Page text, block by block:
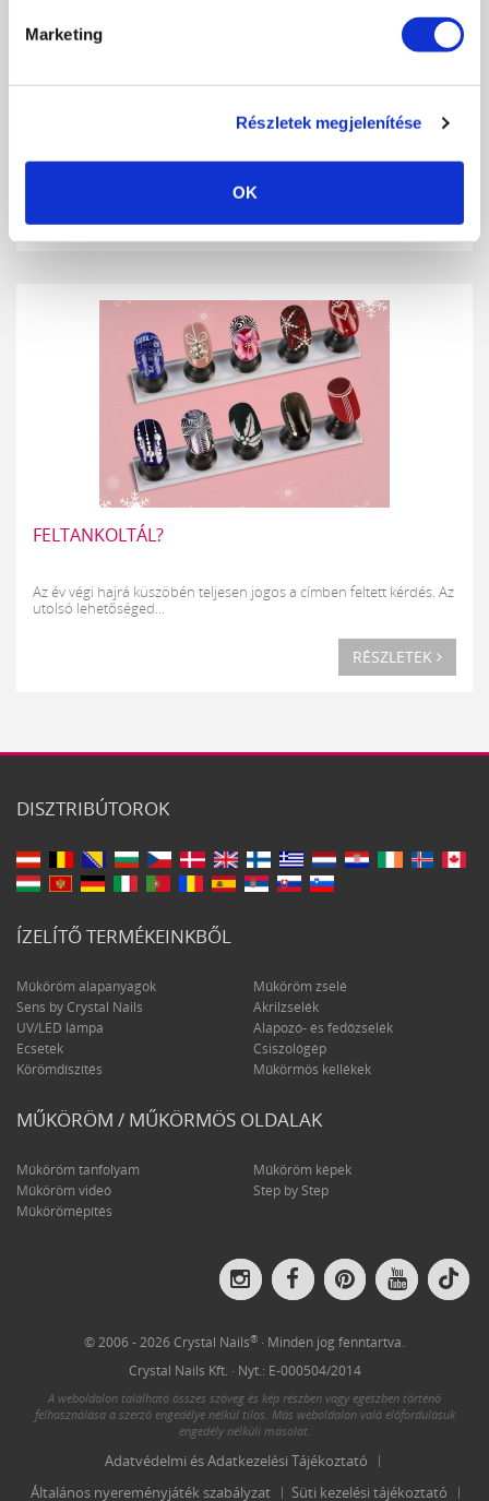
Marketing
Részletek megjelenítése
OK
PORTALANÍTÁS
egyre körültekintőbb és...
FELTANKOLTÁL?
Az év végi hajrá küszöbén teljesen jogos a címben feltett kérdés. Az
utolsó lehetőséged...
RÉSZLETEK
DISZTRIBÚTOROK
ÍZELÍTŐ TERMÉKEINKBŐL
Műköröm alapanyagok
Műköröm zselé
Sens by Crystal Nails
Akrilzselék
UV/LED lámpa
Alapozó- és fedőzselék
Ecsetek
Csiszológép
Körömdíszítés
Műkörmös kellékek
MŰKÖRÖM / MŰKÖRMÖS OLDALAK
Műköröm tanfolyam
Műköröm képek
Műköröm videó
Step by Step
Műkörömépítés
Crystal
Nails
Instagram
Crystal
Nails
Facebook
Crystal
Nails
Pinterest
Crystal
Nails
© 2006 - 2026 Crystal Nails® · Minden jog fenntartva.
Crystal Nails Kft. · Nyt.: E-000504/2014
A weboldalon található összes szöveg és kép részben vagy egészben történő
felhasználása a szerző engedélye nélkül tilos. Más weboldalon való előfordulásuk
engedély nélküli másolat.
Adatvédelmi és Adatkezelési Tájékoztató
Általános nyereményjáték szabályzat
Süti kezelési tájékoztató